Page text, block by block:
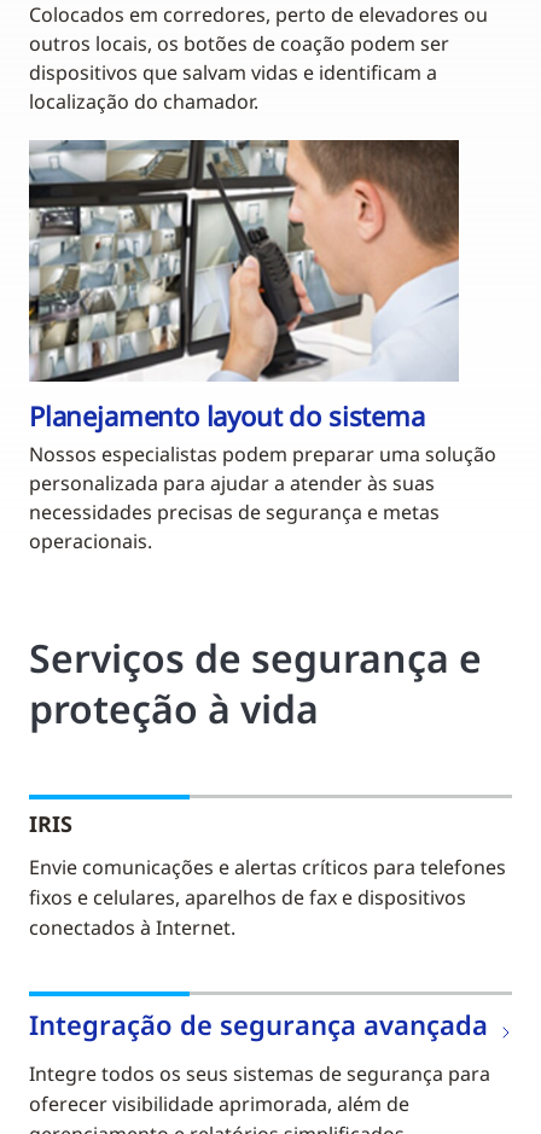
Colocados em corredores, perto de elevadores ou
outros locais, os botões de coação podem ser
dispositivos que salvam vidas e identificam a
localização do chamador.
Planejamento layout do sistema
Nossos especialistas podem preparar uma solução
personalizada para ajudar a atender às suas
necessidades precisas de segurança e metas
operacionais.
Serviços de segurança e
proteção à vida
IRIS
Envie comunicações e alertas críticos para telefones
fixos e celulares, aparelhos de fax e dispositivos
conectados à Internet.
Integração de segurança avançada
Integre todos os seus sistemas de segurança para
oferecer visibilidade aprimorada, além de